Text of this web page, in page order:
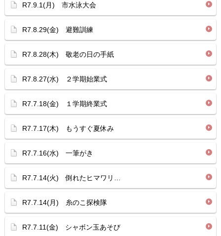
R7.9.1(月) 市水泳大会
R7.8.29(金) 避難訓練
R7.8.28(木) 敬老の日の手紙
R7.8.27(水) ２学期始業式
R7.7.18(金) １学期終業式
R7.7.17(木) もうすぐ夏休み
R7.7.16(水) 一筆がき
R7.7.14(火) 倒れたヒマワリ…
R7.7.14(月) 糸のこ探検隊
R7.7.11(金) シャボン玉あそび